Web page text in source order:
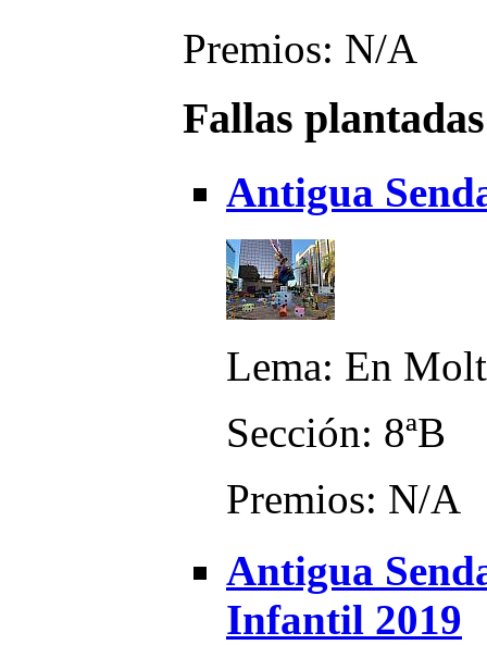
Premios: N/A
Fallas
Antigua
Lema: En
Sección: 8ªB
Premios: N/A
Antigua
Infantil 2019